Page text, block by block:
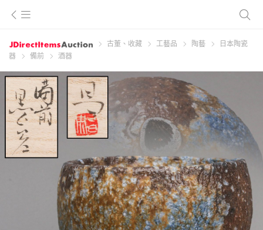
古董、收藏 工藝品 陶藝
日本陶瓷
器
備前 酒器